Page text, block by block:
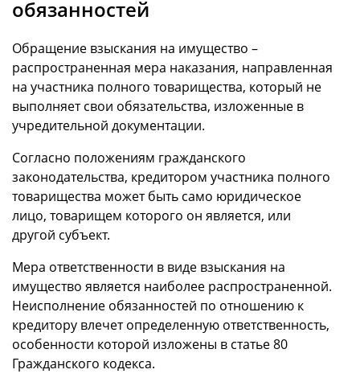
обязанностей
Обращение взыскания на имущество –
распространенная мера наказания, направленная
на участника полного товарищества, который не
выполняет свои обязательства, изложенные в
учредительной документации.
Согласно положениям гражданского
законодательства, кредитором участника полного
товарищества может быть само юридическое
лицо, товарищем которого он является, или
другой субъект.
Мера ответственности в виде взыскания на
имущество является наиболее распространенной.
Неисполнение обязанностей по отношению к
кредитору влечет определенную ответственность,
особенности которой изложены в статье 80
Гражданского кодекса.